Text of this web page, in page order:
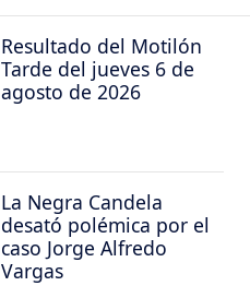
Resultado del Motilón
Tarde del jueves 6 de
agosto de 2026
La Negra Candela
desató polémica por el
caso Jorge Alfredo
Vargas